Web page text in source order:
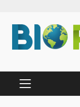
Inhalt
springen
PRIMÄRES
MENÜ